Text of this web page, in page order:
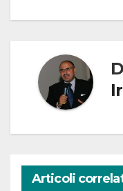
Articoli